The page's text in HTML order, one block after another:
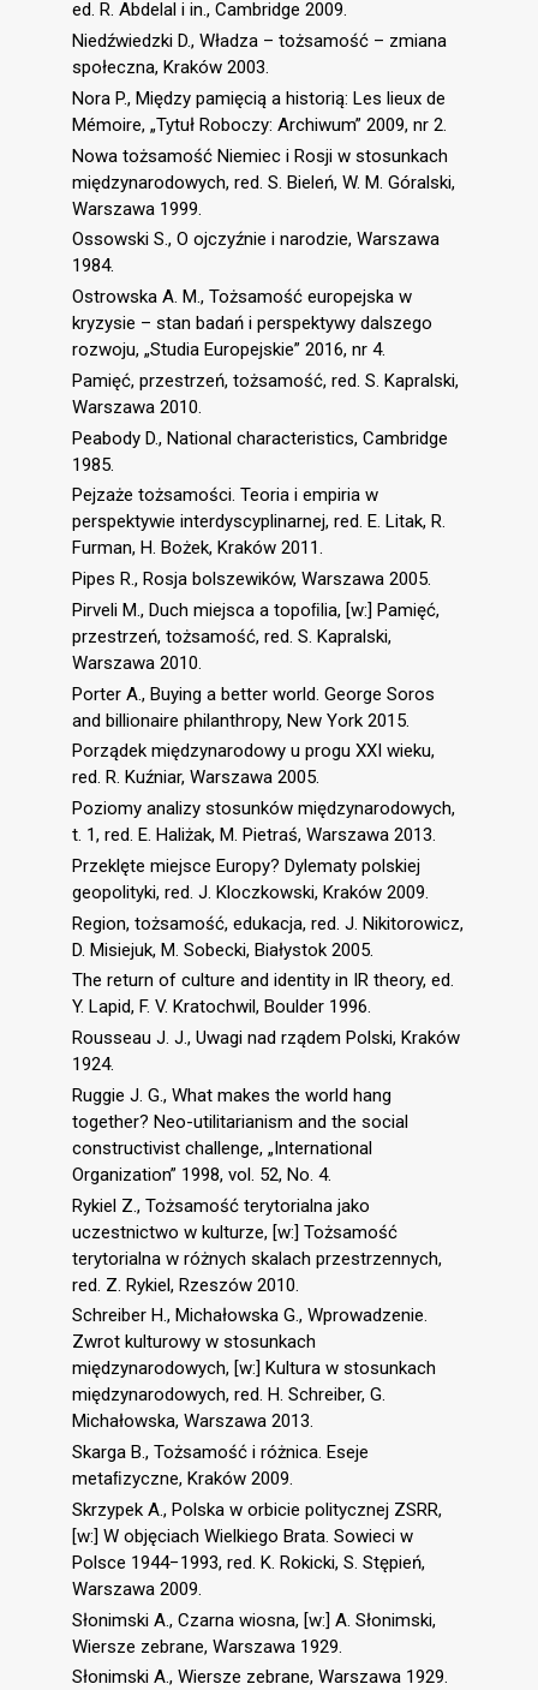
ed. R. Abdelal i in., Cambridge 2009.
Niedźwiedzki D., Władza – tożsamość – zmiana
społeczna, Kraków 2003.
Nora P., Między pamięcią a historią: Les lieux de
Mémoire, „Tytuł Roboczy: Archiwum” 2009, nr 2.
Nowa tożsamość Niemiec i Rosji w stosunkach
międzynarodowych, red. S. Bieleń, W. M. Góralski,
Warszawa 1999.
Ossowski S., O ojczyźnie i narodzie, Warszawa
1984.
Ostrowska A. M., Tożsamość europejska w
kryzysie – stan badań i perspektywy dalszego
rozwoju, „Studia Europejskie” 2016, nr 4.
Pamięć, przestrzeń, tożsamość, red. S. Kapralski,
Warszawa 2010.
Peabody D., National characteristics, Cambridge
1985.
Pejzaże tożsamości. Teoria i empiria w
perspektywie interdyscyplinarnej, red. E. Litak, R.
Furman, H. Bożek, Kraków 2011.
Pipes R., Rosja bolszewików, Warszawa 2005.
Pirveli M., Duch miejsca a topoﬁlia, [w:] Pamięć,
przestrzeń, tożsamość, red. S. Kapralski,
Warszawa 2010.
Porter A., Buying a better world. George Soros
and billionaire philanthropy, New York 2015.
Porządek międzynarodowy u progu XXI wieku,
red. R. Kuźniar, Warszawa 2005.
Poziomy analizy stosunków międzynarodowych,
t. 1, red. E. Haliżak, M. Pietraś, Warszawa 2013.
Przeklęte miejsce Europy? Dylematy polskiej
geopolityki, red. J. Kloczkowski, Kraków 2009.
Region, tożsamość, edukacja, red. J. Nikitorowicz,
D. Misiejuk, M. Sobecki, Białystok 2005.
The return of culture and identity in IR theory, ed.
Y. Lapid, F. V. Kratochwil, Boulder 1996.
Rousseau J. J., Uwagi nad rządem Polski, Kraków
1924.
Ruggie J. G., What makes the world hang
together? Neo-utilitarianism and the social
constructivist challenge, „International
Organization” 1998, vol. 52, No. 4.
Rykiel Z., Tożsamość terytorialna jako
uczestnictwo w kulturze, [w:] Tożsamość
terytorialna w różnych skalach przestrzennych,
red. Z. Rykiel, Rzeszów 2010.
Schreiber H., Michałowska G., Wprowadzenie.
Zwrot kulturowy w stosunkach
międzynarodowych, [w:] Kultura w stosunkach
międzynarodowych, red. H. Schreiber, G.
Michałowska, Warszawa 2013.
Skarga B., Tożsamość i różnica. Eseje
metaﬁzyczne, Kraków 2009.
Skrzypek A., Polska w orbicie politycznej ZSRR,
[w:] W objęciach Wielkiego Brata. Sowieci w
Polsce 1944−1993, red. K. Rokicki, S. Stępień,
Warszawa 2009.
Słonimski A., Czarna wiosna, [w:] A. Słonimski,
Wiersze zebrane, Warszawa 1929.
Słonimski A., Wiersze zebrane, Warszawa 1929.